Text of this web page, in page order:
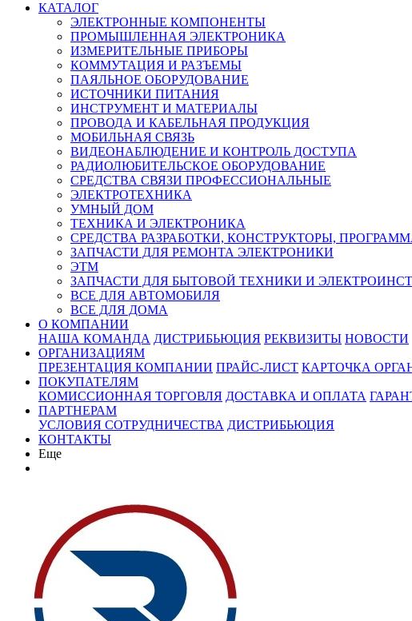
КАТАЛОГ
ЭЛЕКТРОННЫЕ КОМПОНЕНТЫ
ПРОМЫШЛЕННАЯ ЭЛЕКТРОНИКА
ИЗМЕРИТЕЛЬНЫЕ ПРИБОРЫ
КОММУТАЦИЯ И РАЗЪЕМЫ
ПАЯЛЬНОЕ ОБОРУДОВАНИЕ
ИСТОЧНИКИ ПИТАНИЯ
ИНСТРУМЕНТ И МАТЕРИАЛЫ
ПРОВОДА И КАБЕЛЬНАЯ ПРОДУКЦИЯ
МОБИЛЬНАЯ СВЯЗЬ
ВИДЕОНАБЛЮДЕНИЕ И КОНТРОЛЬ ДОСТУПА
РАДИОЛЮБИТЕЛЬСКОЕ ОБОРУДОВАНИЕ
СРЕДСТВА СВЯЗИ ПРОФЕССИОНАЛЬНЫЕ
ЭЛЕКТРОТЕХНИКА
УМНЫЙ ДОМ
ТЕХНИКА И ЭЛЕКТРОНИКА
СРЕДСТВА РАЗРАБОТКИ, КОНСТРУКТОРЫ,
ЗАПЧАСТИ ДЛЯ РЕМОНТА ЭЛЕКТРОНИКИ
ЭТМ
ЗАПЧАСТИ ДЛЯ БЫТОВОЙ ТЕХНИКИ И
ВСЕ ДЛЯ АВТОМОБИЛЯ
ВСЕ ДЛЯ ДОМА
О КОМПАНИИ
НАША КОМАНДА ДИСТРИБЬЮЦИЯ РЕКВИЗИТЫ НОВОСТИ
ОРГАНИЗАЦИЯМ
ПРЕЗЕНТАЦИЯ КОМПАНИИ ПРАЙС-ЛИСТ КАРТОЧКА
ПОКУПАТЕЛЯМ
КОМИССИОННАЯ ТОРГОВЛЯ ДОСТАВКА И ОПЛАТА
ПАРТНЕРАМ
УСЛОВИЯ СОТРУДНИЧЕСТВА ДИСТРИБЬЮЦИЯ
КОНТАКТЫ
Еще